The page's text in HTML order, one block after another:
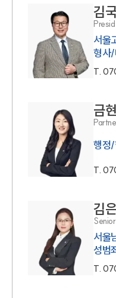
김
서울
형사
T.
금
행정/
T.
김
서울
성범
T.